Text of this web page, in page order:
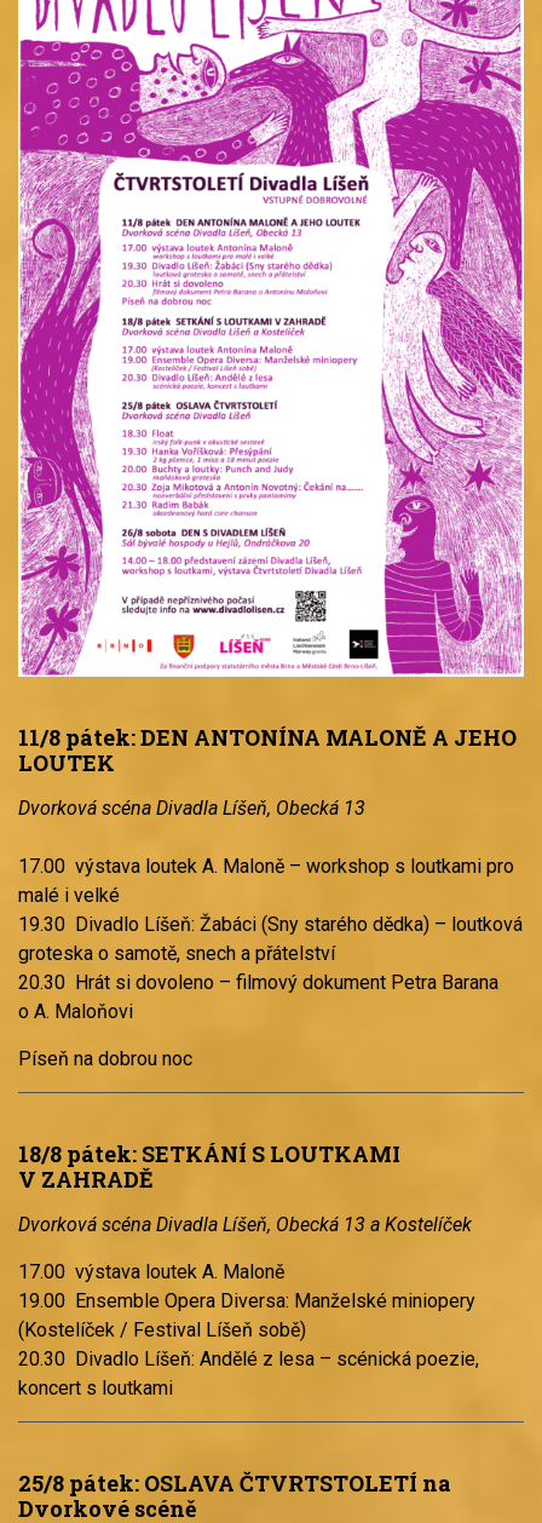
11/8 pátek: DEN ANTONÍNA MALONĚ A JEHO
LOUTEK
Dvorková scéna Divadla Líšeň, Obecká 13
17.00 výstava loutek A. Maloně – workshop s loutkami pro
malé i velké
19.30 Divadlo Líšeň: Žabáci (Sny starého dědka) – loutková
groteska o samotě, snech a přátelství
20.30 Hrát si dovoleno – filmový dokument Petra Barana
o A. Maloňovi
Píseň na dobrou noc
18/8 pátek: SETKÁNÍ S LOUTKAMI
V ZAHRADĚ
Dvorková scéna Divadla Líšeň, Obecká 13 a Kostelíček
17.00 výstava loutek A. Maloně
19.00 Ensemble Opera Diversa: Manželské miniopery
(Kostelíček / Festival Líšeň sobě)
20.30 Divadlo Líšeň: Andělé z lesa – scénická poezie,
koncert s loutkami
25/8 pátek: OSLAVA ČTVRTSTOLETÍ na
Dvorkové scéně